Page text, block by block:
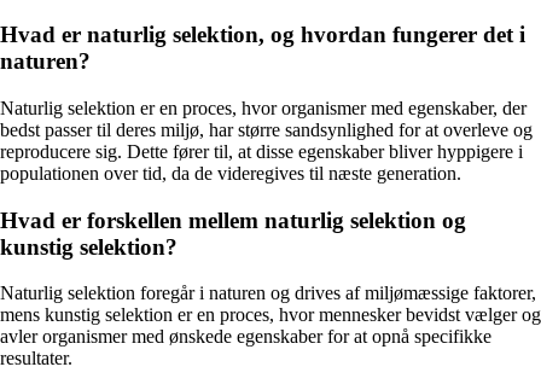
Hvad er naturlig selektion, og hvordan fungerer det i
naturen?
Naturlig selektion er en proces, hvor organismer med egenskaber, der
bedst passer til deres miljø, har større sandsynlighed for at overleve og
reproducere sig. Dette fører til, at disse egenskaber bliver hyppigere i
populationen over tid, da de videregives til næste generation.
Hvad er forskellen mellem naturlig selektion og
kunstig selektion?
Naturlig selektion foregår i naturen og drives af miljømæssige faktorer,
mens kunstig selektion er en proces, hvor mennesker bevidst vælger og
avler organismer med ønskede egenskaber for at opnå specifikke
resultater.